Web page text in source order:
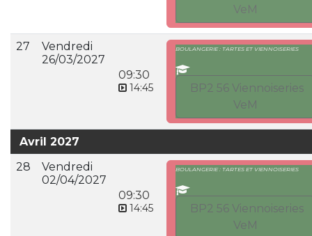
VeM
27
Vendredi
26/03/2027
09:30
14:45
BOULANGERIE : TARTES ET VIENNOISERIES
BP2 56 Viennoiseries
VeM
Avril 2027
28
Vendredi
02/04/2027
09:30
14:45
BOULANGERIE : TARTES ET VIENNOISERIES
BP2 56 Viennoiseries
VeM